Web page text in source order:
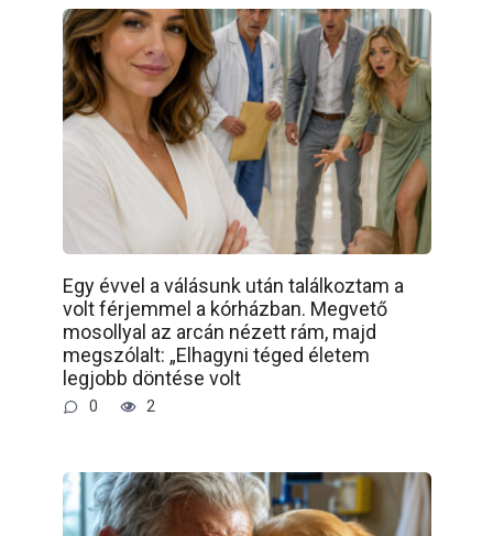
Egy évvel a válásunk után találkoztam a
volt férjemmel a kórházban. Megvető
mosollyal az arcán nézett rám, majd
megszólalt: „Elhagyni téged életem
legjobb döntése volt
0 2